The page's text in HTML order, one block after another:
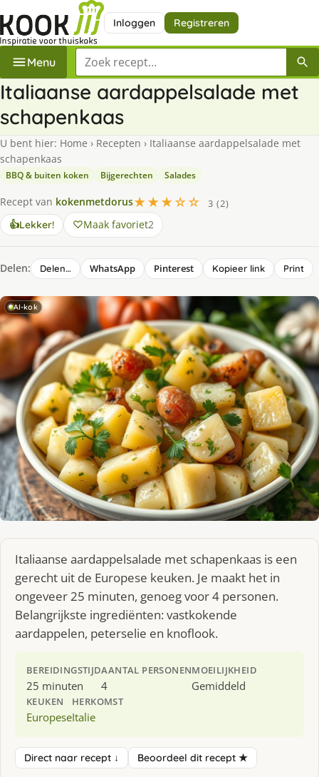
Inloggen Registreren
Menu Zoek een recept
Italiaanse aardappelsalade met
schapenkaas
U bent hier: Home › Recepten › Italiaanse aardappelsalade met
schapenkaas
BBQ & buiten koken Bijgerechten Salades
Recept van kokenmetdorus★★★☆☆
3 (2)
👍Lekker! Maak favoriet2
Delen: Delen… WhatsApp Pinterest Kopieer link Print
AI-kok
Italiaanse aardappelsalade met schapenkaas is een
gerecht uit de Europese keuken. Je maakt het in
ongeveer 25 minuten, genoeg voor 4 personen.
Belangrijkste ingrediënten: vastkokende
aardappelen, peterselie en knoflook.
BEREIDINGSTIJD
25 minuten
AANTAL PERSONEN
4
MOEILIJKHEID
Gemiddeld
KEUKEN
Europese
HERKOMST
Italie
Direct naar recept ↓ Beoordeel dit recept ★